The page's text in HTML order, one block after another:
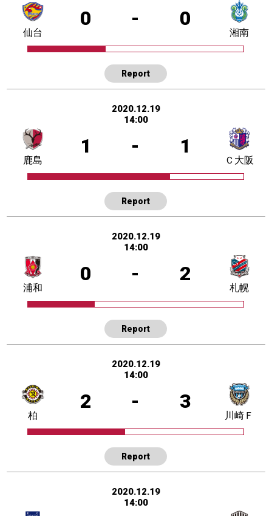
0 - 0
仙台 湘南
Report
2020.12.19
14:00
1 - 1
鹿島 Ｃ大阪
Report
2020.12.19
14:00
0 - 2
浦和 札幌
Report
2020.12.19
14:00
2 - 3
柏 川崎Ｆ
Report
2020.12.19
14:00